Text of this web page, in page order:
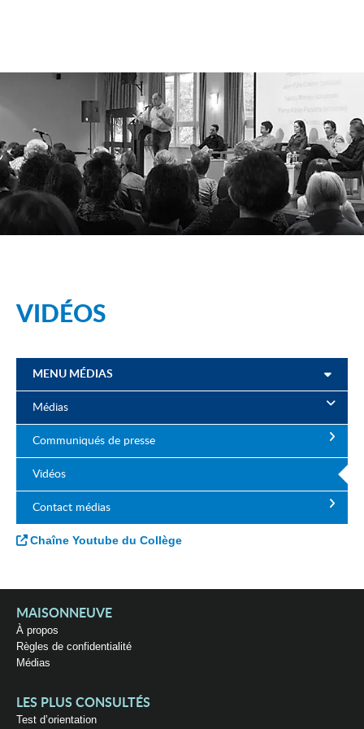
VIDÉOS
MENU MÉDIAS
Médias
Communiqués de presse
Vidéos
Contact médias
Chaîne Youtube du Collège
MAISONNEUVE
À propos
Règles de confidentialité
Médias
LES PLUS CONSULTÉS
Test d’orientation